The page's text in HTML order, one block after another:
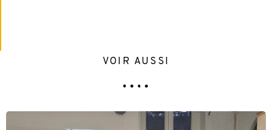
VOIR AUSSI